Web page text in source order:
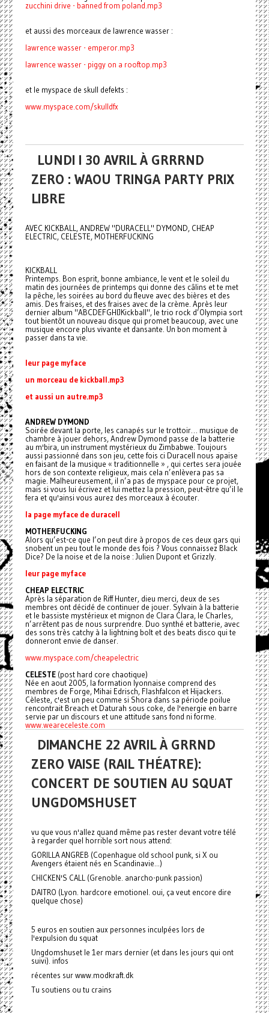
zucchini drive - banned from poland.mp3
et aussi des morceaux de lawrence wasser :
lawrence wasser - emperor.mp3
lawrence wasser - piggy on a rooftop.mp3
et le myspace de skull defekts :
www.myspace.com/skulldfx
LUNDI I 30 AVRIL À GRRRND
ZERO : WAOU TRINGA PARTY PRIX
LIBRE
AVEC KICKBALL, ANDREW "DURACELL" DYMOND, CHEAP
ELECTRIC, CELESTE, MOTHERFUCKING
KICKBALL
Printemps. Bon esprit, bonne ambiance, le vent et le soleil du
matin des journées de printemps qui donne des câlins et te met
la pêche, les soirées au bord du fleuve avec des bières et des
amis. Des fraises, et des fraises avec de la crème. Après leur
dernier album "ABCDEFGHIJKickball", le trio rock d’Olympia sort
tout bientôt un nouveau disque qui promet beaucoup, avec une
musique encore plus vivante et dansante. Un bon moment à
passer dans ta vie.
leur page myface
un morceau de kickball.mp3
et aussi un autre.mp3
ANDREW DYMOND
Soirée devant la porte, les canapés sur le trottoir… musique de
chambre à jouer dehors, Andrew Dymond passe de la batterie
au m'bira, un instrument mystérieux du Zimbabwe. Toujours
aussi passionné dans son jeu, cette fois ci Duracell nous apaise
en faisant de la musique « traditionnelle » , qui certes sera jouée
hors de son contexte religieux, mais cela n’enlèvera pas sa
magie. Malheureusement, il n’a pas de myspace pour ce projet,
mais si vous lui écrivez et lui mettez la pression, peut-être qu’il le
fera et qu'ainsi vous aurez des morceaux à écouter.
la page myface de duracell
MOTHERFUCKING
Alors qu’est-ce que l’on peut dire à propos de ces deux gars qui
snobent un peu tout le monde des fois ? Vous connaissez Black
Dice? De la noise et de la noise : Julien Dupont et Grizzly.
leur page myface
CHEAP ELECTRIC
Après la séparation de Riff Hunter, dieu merci, deux de ses
membres ont décidé de continuer de jouer. Sylvain à la batterie
et le bassiste mystérieux et mignon de Clara Clara, le Charles,
n’arrêtent pas de nous surprendre. Duo synthé et batterie, avec
des sons très catchy à la lightning bolt et des beats disco qui te
donneront envie de danser.
www.myspace.com/cheapelectric
CELESTE (post hard core chaotique)
Née en aout 2005, la formation lyonnaise comprend des
membres de Forge, Mihai Edrisch, Flashfalcon et Hijackers.
Cèleste, c'est un peu comme si Shora dans sa période poilue
rencontrait Breach et Daturah sous coke, de l'energie en barre
servie par un discours et une attitude sans fond ni forme.
www.weareceleste.com
DIMANCHE 22 AVRIL À GRRND
ZERO VAISE (RAIL THÉATRE):
CONCERT DE SOUTIEN AU SQUAT
UNGDOMSHUSET
vu que vous n'allez quand même pas rester devant votre télé
à regarder quel horrible sort nous attend:
GORILLA ANGREB (Copenhague old school punk, si X ou
Avengers étaient nés en Scandinavie...)
CHICKEN'S CALL (Grenoble. anarcho-punk passion)
DAITRO (Lyon. hardcore emotionel. oui, ça veut encore dire
quelque chose)
5 euros en soutien aux personnes inculpées lors de
l'expulsion du squat
Ungdomshuset le 1er mars dernier (et dans les jours qui ont
suivi). infos
récentes sur www.modkraft.dk
Tu soutiens ou tu crains